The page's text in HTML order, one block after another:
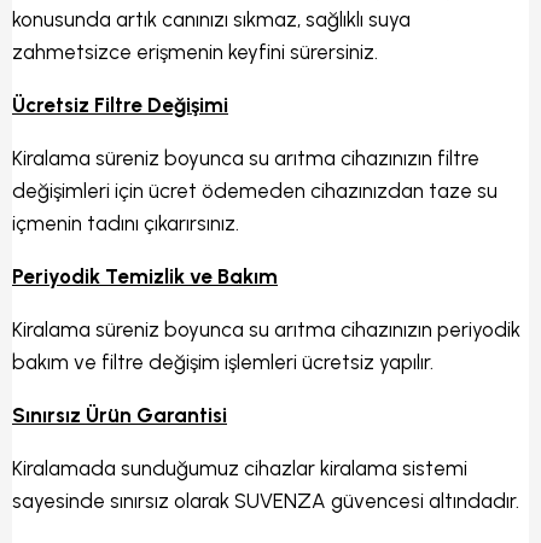
konusunda artık canınızı sıkmaz, sağlıklı suya
zahmetsizce erişmenin keyfini sürersiniz.
Ücretsiz Filtre Değişimi
Kiralama süreniz boyunca su arıtma cihazınızın filtre
değişimleri için ücret ödemeden cihazınızdan taze su
içmenin tadını çıkarırsınız.
Periyodik Temizlik ve Bakım
Kiralama süreniz boyunca su arıtma cihazınızın periyodik
bakım ve filtre değişim işlemleri ücretsiz yapılır.
Sınırsız Ürün Garantisi
Kiralamada sunduğumuz cihazlar kiralama sistemi
sayesinde sınırsız olarak SUVENZA güvencesi altındadır.